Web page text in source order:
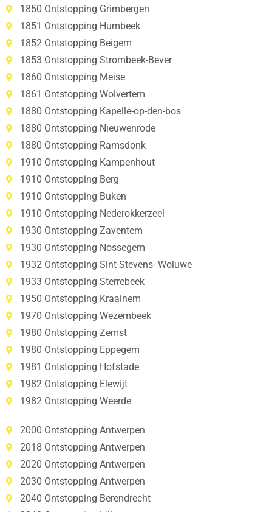
1850 Ontstopping Grimbergen
1851 Ontstopping Humbeek
1852 Ontstopping Beigem
1853 Ontstopping Strombeek-Bever
1860 Ontstopping Meise
1861 Ontstopping Wolvertem
1880 Ontstopping Kapelle-op-den-bos
1880 Ontstopping Nieuwenrode
1880 Ontstopping Ramsdonk
1910 Ontstopping Kampenhout
1910 Ontstopping Berg
1910 Ontstopping Buken
1910 Ontstopping Nederokkerzeel
1930 Ontstopping Zaventem
1930 Ontstopping Nossegem
1932 Ontstopping Sint-Stevens- Woluwe
1933 Ontstopping Sterrebeek
1950 Ontstopping Kraainem
1970 Ontstopping Wezembeek
1980 Ontstopping Zemst
1980 Ontstopping Eppegem
1981 Ontstopping Hofstade
1982 Ontstopping Elewijt
1982 Ontstopping Weerde
2000 Ontstopping Antwerpen
2018 Ontstopping Antwerpen
2020 Ontstopping Antwerpen
2030 Ontstopping Antwerpen
2040 Ontstopping Berendrecht